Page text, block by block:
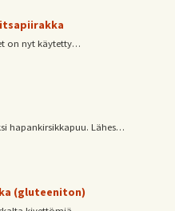
on nyt käytetty…
hapankirsikkapuu. Lähes…
(gluteeniton)